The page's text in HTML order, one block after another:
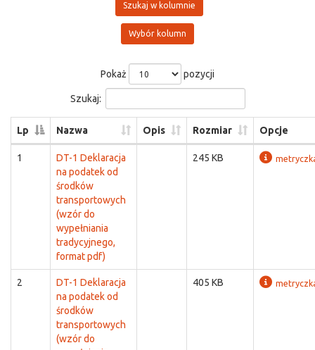
Szukaj w kolumnie
Wybór kolumn
Pokaż pozycji
Szukaj:
Lp Nazwa Opis Rozmiar Opcje
1
DT-1 Deklaracja
na podatek od
środków
transportowych
(wzór do
wypełniania
tradycyjnego,
format pdf)
245 KB
2
DT-1 Deklaracja
na podatek od
środków
transportowych
(wzór do
405 KB